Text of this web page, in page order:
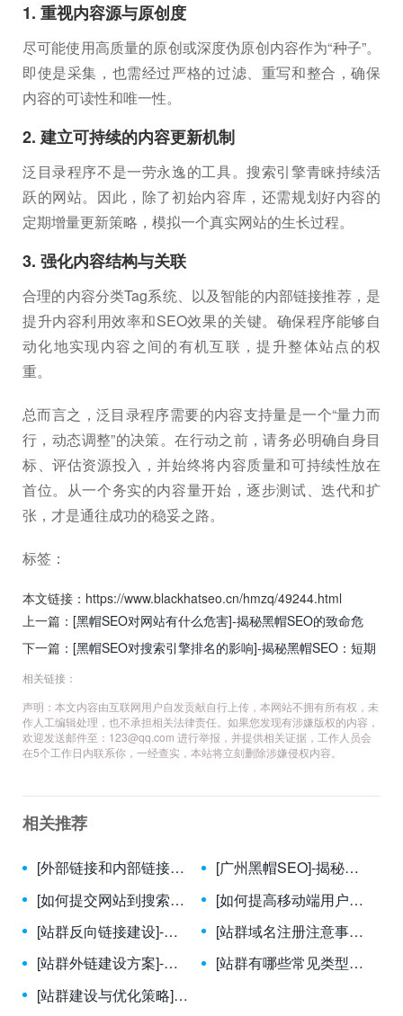
1. 重视内容源与原创度
尽可能使用高质量的原创或深度伪原创内容作为“种子”。
即使是采集，也需经过严格的过滤、重写和整合，确保
内容的可读性和唯一性。
2. 建立可持续的内容更新机制
泛目录程序不是一劳永逸的工具。搜索引擎青睐持续活
跃的网站。因此，除了初始内容库，还需规划好内容的
定期增量更新策略，模拟一个真实网站的生长过程。
3. 强化内容结构与关联
合理的内容分类Tag系统、以及智能的内部链接推荐，是
提升内容利用效率和SEO效果的关键。确保程序能够自
动化地实现内容之间的有机互联，提升整体站点的权
重。
总而言之，泛目录程序需要的内容支持量是一个“量力而
行，动态调整”的决策。在行动之前，请务必明确自身目
标、评估资源投入，并始终将内容质量和可持续性放在
首位。从一个务实的内容量开始，逐步测试、迭代和扩
张，才是通往成功的稳妥之路。
标签：
本文链接：https://www.blackhatseo.cn/hmzq/49244.html
上一篇： [黑帽SEO对网站有什么危害]-揭秘黑帽SEO的致命危
害：你的网站正面临这些风险！
下一篇： [黑帽SEO对搜索引擎排名的影响]-揭秘黑帽SEO：短期
收益与长期风险的博弈
相关链接：
声明：本文内容由互联网用户自发贡献自行上传，本网站不拥有所有权，未
作人工编辑处理，也不承担相关法律责任。如果您发现有涉嫌版权的内容，
欢迎发送邮件至： 123@qq.com 进行举报，并提供相关证据，工作人员会
在5个工作日内联系你，一经查实，本站将立刻删除涉嫌侵权内容。
相关推荐
[外部链接和内部链接在SEO中分别扮演什么角色？]-外部链接与内部链接：SEO双引擎的核心角色解析
[广州黑帽SEO]-揭秘广州黑帽SEO的真相：风险、后果与正规替代方案
[如何提交网站到搜索引擎？]-网站提交搜索引擎全攻略：快速收录与排名提升指南
[如何提高移动端用户体验？]-移动端用户体验优化策略全解析
[站群反向链接建设]-站群反向链接建设终极指南：策略、风险与实战技巧
[站群域名注册注意事项]-站群域名注册全攻略：从避坑到精通的7大关键步骤
[站群外链建设方案]-高效站群外链建设实战指南：策略、执行与风险规避
[站群有哪些常见类型？]-站群常见类型全面解析与选择指南
[站群建设与优化策略]-掌握站群建设与优化策略，提升SEO效果与流量转化的实战指南